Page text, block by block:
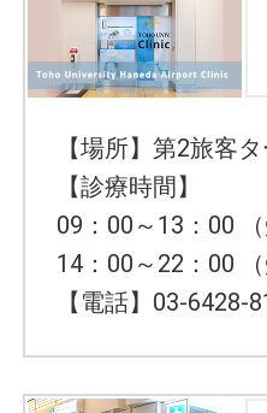
【場所】第2旅客
【診療時間】
09：00～13：00
14：00～22：00
【電話】03-6428-